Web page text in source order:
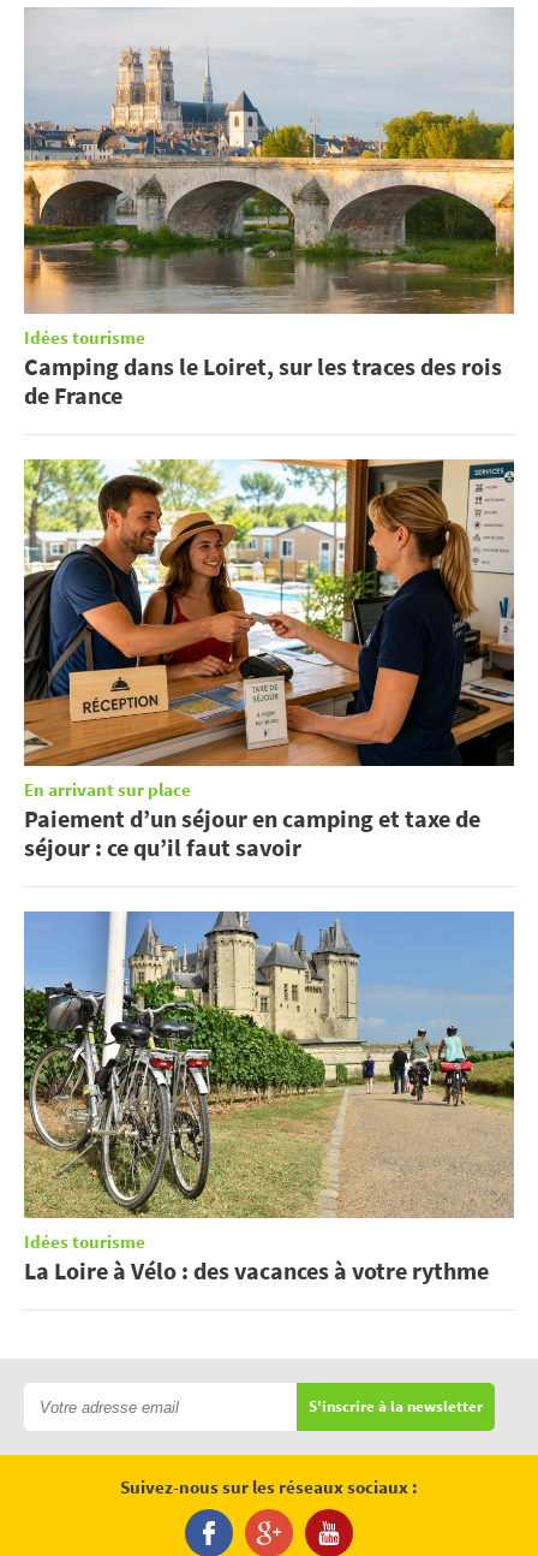
Idées tourisme
Camping dans le Loiret, sur les traces des rois
de France
En arrivant sur place
Paiement d’un séjour en camping et taxe de
séjour : ce qu’il faut savoir
Idées tourisme
La Loire à Vélo : des vacances à votre rythme
S'inscrire à la newsletter
Suivez-nous sur les réseaux sociaux :